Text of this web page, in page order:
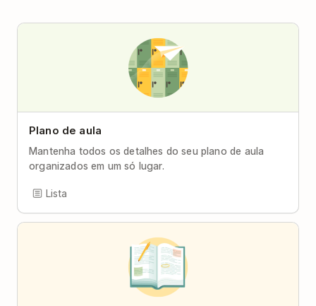
Plano de aula
Mantenha todos os detalhes do seu plano de aula
organizados em um só lugar.
Lista